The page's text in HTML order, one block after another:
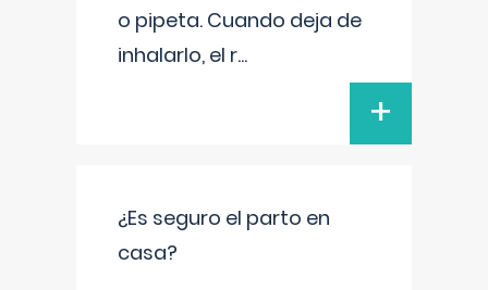
o pipeta. Cuando deja de
inhalarlo, el r...
+
¿Es seguro el parto en
casa?